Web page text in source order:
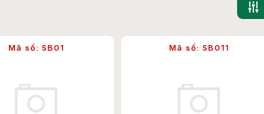
Mã số: SB01 Mã số: SB011